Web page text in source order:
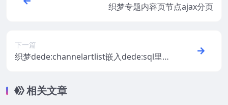
织梦专题内容页节点ajax分页
下一篇
织梦dede:channelartlist嵌入dede:sql里使
相关文章